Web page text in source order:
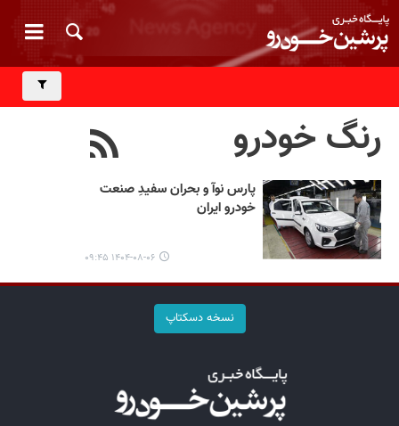
رنگ خودرو
پارس نوآ و بحران سفیدِ صنعت
خودرو ایران
۱۴۰۴-۰۸-۰۶ ۰۹:۴۵
نسخه دسکتاپ